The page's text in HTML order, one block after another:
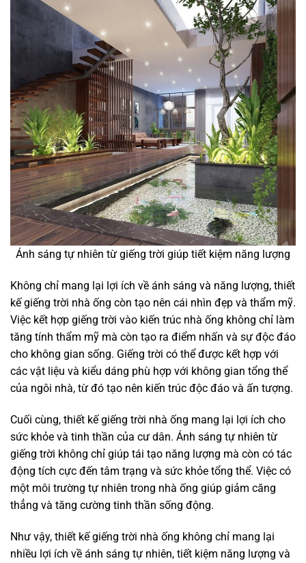
Ánh sáng tự nhiên từ giếng trời giúp tiết kiệm năng lượng
Không chỉ mang lại lợi ích về ánh sáng và năng lượng, thiết
kế giếng trời nhà ống còn tạo nên cái nhìn đẹp và thẩm mỹ.
Việc kết hợp giếng trời vào kiến trúc nhà ống không chỉ làm
tăng tính thẩm mỹ mà còn tạo ra điểm nhấn và sự độc đáo
cho không gian sống. Giếng trời có thể được kết hợp với
các vật liệu và kiểu dáng phù hợp với không gian tổng thể
của ngôi nhà, từ đó tạo nên kiến trúc độc đáo và ấn tượng.
Cuối cùng, thiết kế giếng trời nhà ống mang lại lợi ích cho
sức khỏe và tinh thần của cư dân. Ánh sáng tự nhiên từ
giếng trời không chỉ giúp tái tạo năng lượng mà còn có tác
động tích cực đến tâm trạng và sức khỏe tổng thể. Việc có
một môi trường tự nhiên trong nhà ống giúp giảm căng
thẳng và tăng cường tinh thần sống động.
Như vậy, thiết kế giếng trời nhà ống không chỉ mang lại
nhiều lợi ích về ánh sáng tự nhiên, tiết kiệm năng lượng và